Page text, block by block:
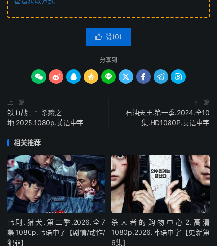
 赞(0)
分享到
        
上一篇
铁血战士：杀戮之
地.2025.1080p.英语中字
下一篇
石油天王.第一季.2024.全10
集.HD1080P.英语中字
相关推荐
韩剧.猎犬.第二季.2026.全7
集.1080p.韩语中字【剧情/动作/
犯罪】
杀人者的购物中心2.高清
1080p.2026.韩语中字【更新第
6集】